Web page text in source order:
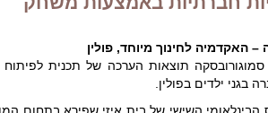
– האקדמיה לחינוך מיוחד, פולין
תוצאות הערכה של תכנית
בגני ילדים בפולין.